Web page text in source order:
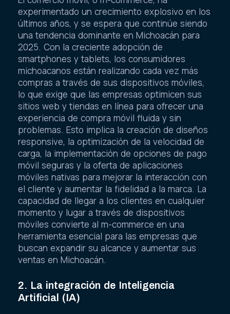
El comercio móvil, o m-commerce, ha
experimentado un crecimiento explosivo en los
últimos años, y se espera que continúe siendo
una tendencia dominante en Michoacán para
2025. Con la creciente adopción de
smartphones y tablets, los consumidores
michoacanos están realizando cada vez más
compras a través de sus dispositivos móviles,
lo que exige que las empresas optimicen sus
sitios web y tiendas en línea para ofrecer una
experiencia de compra móvil fluida y sin
problemas. Esto implica la creación de diseños
responsive, la optimización de la velocidad de
carga, la implementación de opciones de pago
móvil seguras y la oferta de aplicaciones
móviles nativas para mejorar la interacción con
el cliente y aumentar la fidelidad a la marca. La
capacidad de llegar a los clientes en cualquier
momento y lugar a través de dispositivos
móviles convierte al m-commerce en una
herramienta esencial para las empresas que
buscan expandir su alcance y aumentar sus
ventas en Michoacán.
2. La integración de Inteligencia
Artificial (IA)